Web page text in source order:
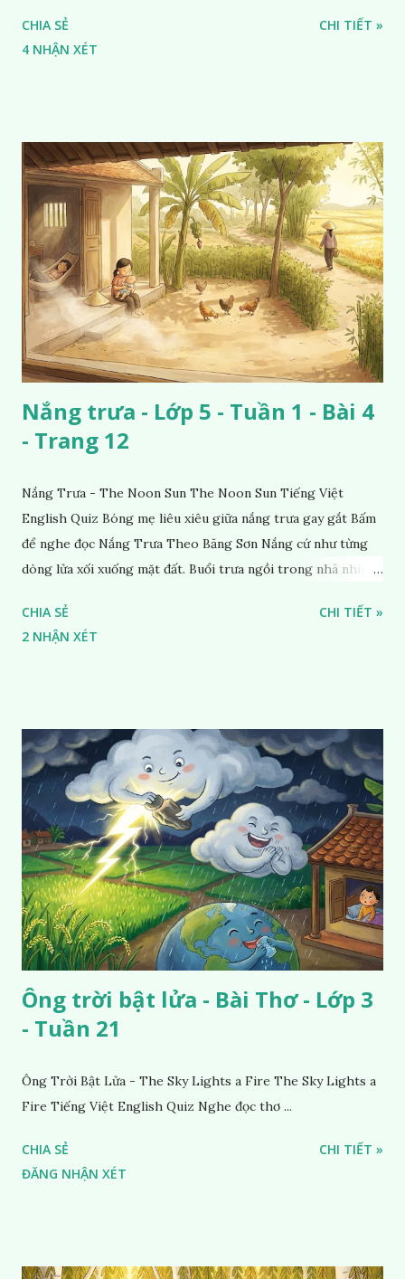
CHIA SẺ
4 NHẬN XÉT
CHI TIẾT »
Nắng trưa - Lớp 5 - Tuần 1 - Bài 4
- Trang 12
Nắng Trưa - The Noon Sun The Noon Sun Tiếng Việt
English Quiz Bóng mẹ liêu xiêu giữa nắng trưa gay gắt Bấm
để nghe đọc Nắng Trưa Theo Băng Sơn Nắng cứ như từng
dòng lửa xối xuống mặt đất. Buổi trưa ngồi trong nhà nhìn
CHIA SẺ
2 NHẬN XÉT
CHI TIẾT »
Ông trời bật lửa - Bài Thơ - Lớp 3
- Tuần 21
Ông Trời Bật Lửa - The Sky Lights a Fire The Sky Lights a
Fire Tiếng Việt English Quiz Nghe đọc thơ ...
CHIA SẺ
ĐĂNG NHẬN XÉT
CHI TIẾT »